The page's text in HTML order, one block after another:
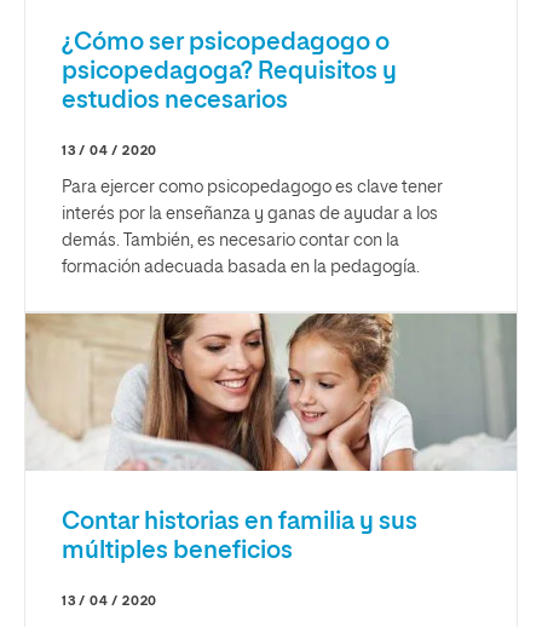
¿Cómo ser psicopedagogo o
psicopedagoga? Requisitos y
estudios necesarios
13 / 04 / 2020
Para ejercer como psicopedagogo es clave tener
interés por la enseñanza y ganas de ayudar a los
demás. También, es necesario contar con la
formación adecuada basada en la pedagogía.
Contar historias en familia y sus
múltiples beneficios
13 / 04 / 2020